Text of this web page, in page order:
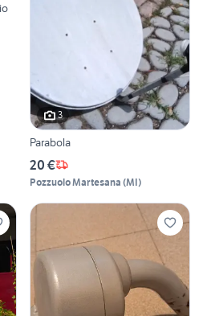
3
Parabola
20 €
Pozzuolo Martesana (MI)